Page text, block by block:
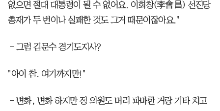
없으면 절대 대통령이 될 수 없어요. 이회창(李會昌) 선진당
총재가 두 번이나 실패한 것도 그거 때문이잖아요."
―그럼 김문수 경기도지사?
"아이 참. 여기까지만!"
―변화, 변화 하지만 정 의원도 머리 파마한 거랑 기타 치고